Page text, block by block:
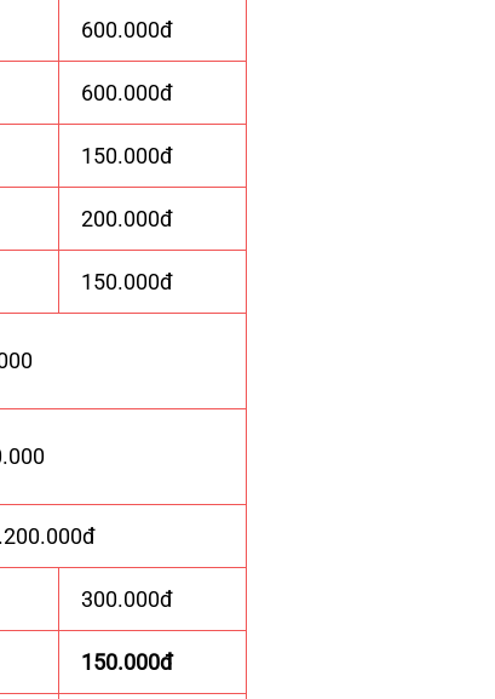
600.000đ
600.000đ
150.000đ
200.000đ
150.000đ
300.000đ
150.000đ